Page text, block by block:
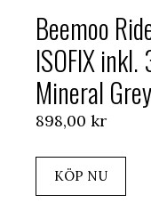
Beemoo
ISOFIX
Mineral
898,00 kr
KÖP NU